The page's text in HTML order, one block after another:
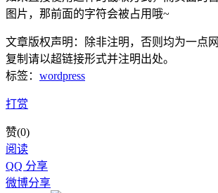
图片，那前面的字符会被占用哦~
文章版权声明：除非注明，否则均为一点网
复制请以超链接形式并注明出处。
标签： wordpress
打赏
赞(0)
阅读
QQ 分享
微博分享